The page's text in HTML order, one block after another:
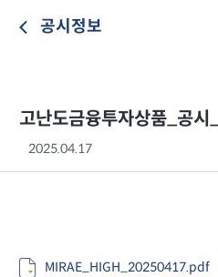
공시정보
고난도금융투자상품_공
2025.04.17
MIRAE_HIGH_20250417.pdf